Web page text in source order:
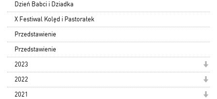
Dzień Babci i Dziadka
X Festiwal Kolęd i Pastorałek
Przedstawienie
Przedstawienie
2023
2022
2021